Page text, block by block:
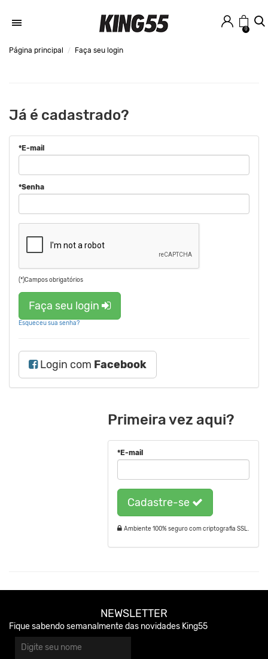
0
Página principal Faça seu login
Já é cadastrado?
*E-mail
*Senha
(*)Campos obrigatórios
Faça seu login
Esqueceu sua senha?
Login com Facebook
Primeira vez aqui?
*E-mail
Cadastre-se
Ambiente 100% seguro com criptografia SSL.
NEWSLETTER
Fique sabendo semanalmente das novidades King55